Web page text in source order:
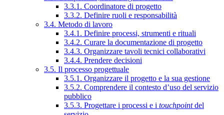
3.3.1. Coordinatore di progetto
3.3.2. Definire ruoli e responsabilità
3.4. Metodo di lavoro
3.4.1. Definire processi, strumenti e rituali
3.4.2. Curare la documentazione di progetto
3.4.3. Organizzare tavoli tecnici collaborativi
3.4.4. Prendere decisioni
3.5. Il processo progettuale
3.5.1. Organizzare il progetto e la sua gestione
3.5.2. Comprendere il contesto d’uso del servizio
pubblico
3.5.3. Progettare i processi e i touchpointdel